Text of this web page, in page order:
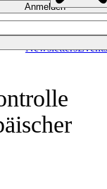
NewslettersEvents
Anmelden